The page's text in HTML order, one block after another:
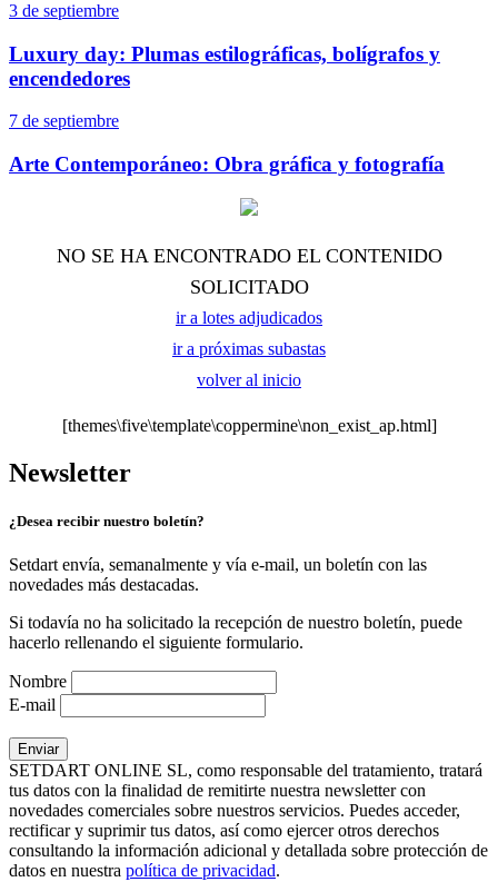
3 de septiembre
Luxury day: Plumas estilográficas, bolígrafos y
encendedores
7 de septiembre
Arte Contemporáneo: Obra gráfica y fotografía
NO SE HA ENCONTRADO EL CONTENIDO
SOLICITADO
ir a lotes adjudicados
ir a próximas subastas
volver al inicio
[themes\five\template\coppermine\non_exist_ap.html]
Newsletter
¿Desea recibir nuestro boletín?
Setdart envía, semanalmente y vía e-mail, un boletín con las
novedades más destacadas.
Si todavía no ha solicitado la recepción de nuestro boletín, puede
hacerlo rellenando el siguiente formulario.
Nombre
E-mail
SETDART ONLINE SL, como responsable del tratamiento, tratará
tus datos con la finalidad de remitirte nuestra newsletter con
novedades comerciales sobre nuestros servicios. Puedes acceder,
rectificar y suprimir tus datos, así como ejercer otros derechos
consultando la información adicional y detallada sobre protección de
datos en nuestra política de privacidad.